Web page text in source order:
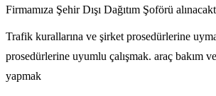
Firmamıza Şehir Dışı Dağıtım Şoförü
Trafik kurallarına ve şirket prosedürlerine
prosedürlerine uyumlu çalışmak. araç bakım
yapmak